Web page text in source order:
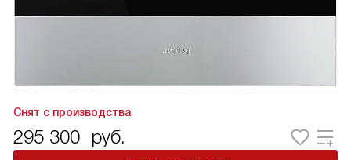
Снят с производства
295 300 руб.